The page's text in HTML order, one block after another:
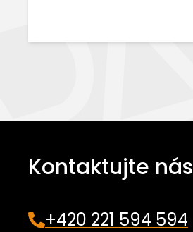
Kontaktujte nás
+420 221 594 594